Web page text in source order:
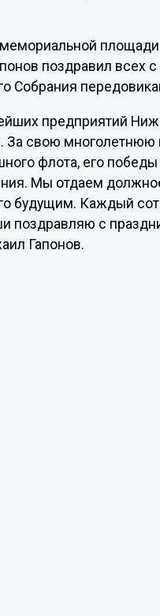
поздравил всех
Собрания
предприятий
За свою
флота, его
Мы отдаем
будущим. Каждый
поздравляю с
Гапонов.